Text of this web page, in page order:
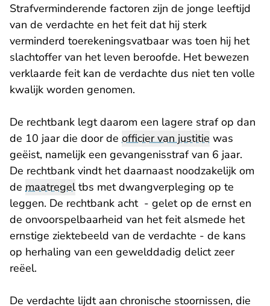
Strafverminderende factoren zijn de jonge leeftijd
van de verdachte en het feit dat hij sterk
verminderd toerekeningsvatbaar was toen hij het
slachtoffer van het leven beroofde. Het bewezen
verklaarde feit kan de verdachte dus niet ten volle
kwalijk worden genomen.
De rechtbank legt daarom een lagere straf op dan
de 10 jaar die door de officier van justitie was
geëist, namelijk een gevangenisstraf van 6 jaar.
De rechtbank vindt het daarnaast noodzakelijk om
de maatregeltbs met dwangverpleging op te
leggen. De rechtbank acht - gelet op de ernst en
de onvoorspelbaarheid van het feit alsmede het
ernstige ziektebeeld van de verdachte - de kans
op herhaling van een gewelddadig delict zeer
reëel.
De verdachte lijdt aan chronische stoornissen, die